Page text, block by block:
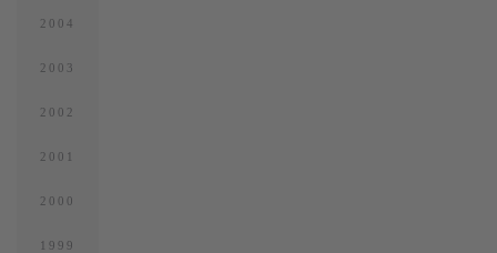
2004
2003
2002
2001
2000
1999